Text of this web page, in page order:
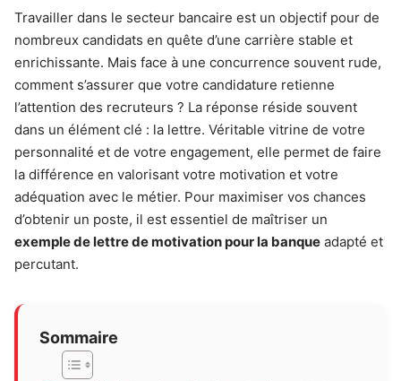
Travailler dans le secteur bancaire est un objectif pour de
nombreux candidats en quête d’une carrière stable et
enrichissante. Mais face à une concurrence souvent rude,
comment s’assurer que votre candidature retienne
l’attention des recruteurs ? La réponse réside souvent
dans un élément clé : la lettre. Véritable vitrine de votre
personnalité et de votre engagement, elle permet de faire
la différence en valorisant votre motivation et votre
adéquation avec le métier. Pour maximiser vos chances
d’obtenir un poste, il est essentiel de maîtriser un
exemple de lettre de motivation pour la banque adapté et
percutant.
Sommaire